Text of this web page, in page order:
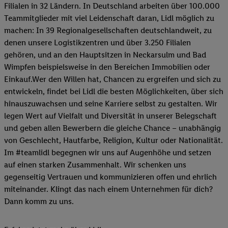
Filialen in 32 Ländern. In Deutschland arbeiten über 100.000
Teammitglieder mit viel Leidenschaft daran, Lidl möglich zu
machen: In 39 Regionalgesellschaften deutschlandweit, zu
denen unsere Logistikzentren und über 3.250 Filialen
gehören, und an den Hauptsitzen in Neckarsulm und Bad
Wimpfen beispielsweise in den Bereichen Immobilien oder
Einkauf.Wer den Willen hat, Chancen zu ergreifen und sich zu
entwickeln, findet bei Lidl die besten Möglichkeiten, über sich
hinauszuwachsen und seine Karriere selbst zu gestalten. Wir
legen Wert auf Vielfalt und Diversität in unserer Belegschaft
und geben allen Bewerbern die gleiche Chance – unabhängig
von Geschlecht, Hautfarbe, Religion, Kultur oder Nationalität.
Im #teamlidl begegnen wir uns auf Augenhöhe und setzen
auf einen starken Zusammenhalt. Wir schenken uns
gegenseitig Vertrauen und kommunizieren offen und ehrlich
miteinander. Klingt das nach einem Unternehmen für dich?
Dann komm zu uns.​